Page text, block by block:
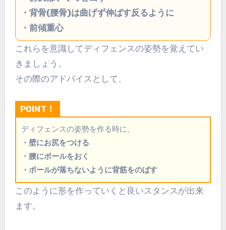
・背骨(腰骨)は曲げず伸ばす反るように
・前傾重心
これらを意識してディフェンスの姿勢を覚えてい
きましょう。
その際のアドバイスとして、
POINT！
ディフェンスの姿勢を作る時に、
・壁にお尻をつける
・腰にボールをおく
・ボールが落ちないように背筋をのばす
このように形を作っていくと良いスタンスが出来
ます。